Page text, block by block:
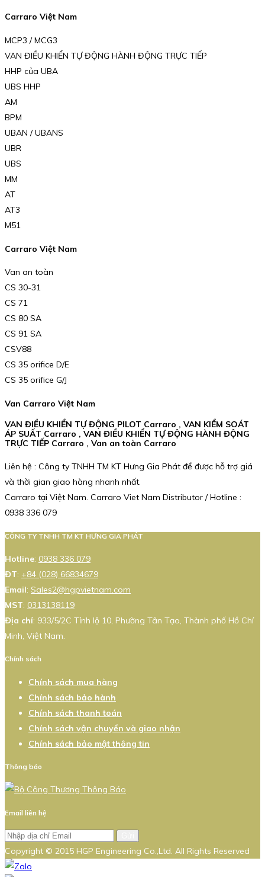
Carraro Việt Nam
MCP3 / MCG3
VAN ĐIỀU KHIỂN TỰ ĐỘNG HÀNH ĐỘNG TRỰC TIẾP
HHP của UBA
UBS HHP
AM
BPM
UBAN / UBANS
UBR
UBS
MM
AT
AT3
M51
Carraro Việt Nam
Van an toàn
CS 30-31
CS 71
CS 80 SA
CS 91 SA
CSV88
CS 35 orifice D/E
CS 35 orifice G/J
Van Carraro Việt Nam
VAN ĐIỀU KHIỂN TỰ ĐỘNG PILOT Carraro , VAN KIỂM SOÁT
ÁP SUẤT Carraro , VAN ĐIỀU KHIỂN TỰ ĐỘNG HÀNH ĐỘNG
TRỰC TIẾP Carraro , Van an toàn Carraro
Liên hệ : Công ty TNHH TM KT Hưng Gia Phát để được hỗ trợ giá
và thời gian giao hàng nhanh nhất.
Carraro tại Việt Nam. Carraro Viet Nam Distributor / Hotline :
0938 336 079
CÔNG TY TNHH TM KT HƯNG GIA PHÁT
Hotline: 0938 336 079
ĐT: +84 (028) 66834679
Email: Sales2@hgpvietnam.com
MST: 0313138119
Địa chỉ: 933/5/2C Tỉnh lộ 10, Phường Tân Tạo, Thành phố Hồ Chí
Minh, Việt Nam.
Chính sách
Chính sách mua hàng
Chính sách bảo hành
Chính sách thanh toán
Chính sách vận chuyển và giao nhận
Chính sách bảo mật thông tin
Thông báo
Email liên hệ
Copyright © 2015 HGP Engineering Co.,Ltd. All Rights Reserved